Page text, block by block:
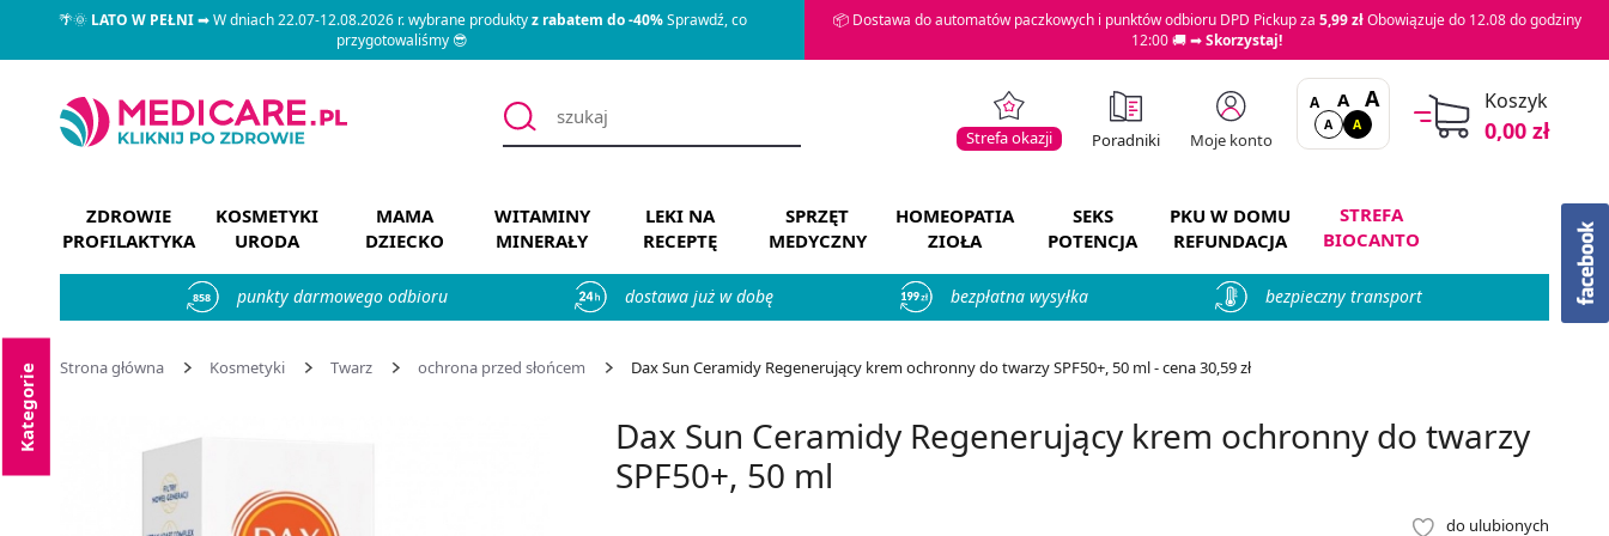
🌴🌞LATO W PEŁNI➡ W dniach 22.07-12.08.2026 r. wybrane produktyz rabatem do -40%Sprawdź, co
przygotowaliśmy 😎
📦 Dostawa do automatów paczkowych i punktów odbioru DPD Pickup za 5,99 złObowiązuje do 12.08 do godziny
12:00 🚚 ➡Skorzystaj!
Strefa okazji Poradniki Moje konto
A A A
A A
Koszyk
0,00 zł
ZDROWIE
PROFILAKTYKA
KOSMETYKI
URODA
MAMA
DZIECKO
WITAMINY
MINERAŁY
LEKI NA
RECEPTĘ
SPRZĘT
MEDYCZNY
HOMEOPATIA
ZIOŁA
SEKS
POTENCJA
PKU W DOMU
REFUNDACJA
STREFA
BIOCANTO
858 punkty darmowego odbioru dostawa już w dobę bezpłatna wysyłka bezpieczny transport
Strona główna Kosmetyki Twarz ochrona przed słońcem Dax Sun Ceramidy Regenerujący krem ochronny do twarzy SPF50+, 50 ml - cena 30,59 zł
Kategorie
Dax Sun Ceramidy Regenerujący krem ochronny do twarzy
SPF50+, 50 ml
do ulubionych